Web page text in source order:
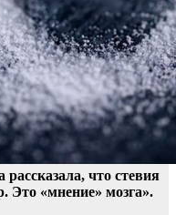
что стевия
Это «мнение» мозга».